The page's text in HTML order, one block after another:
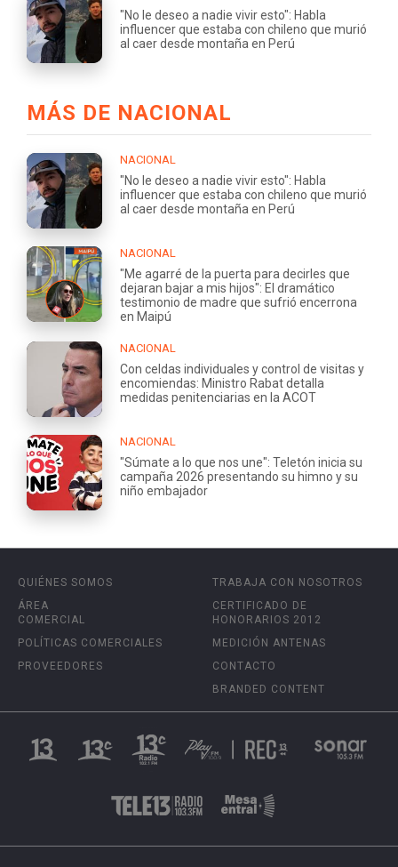
"No le deseo a nadie vivir esto": Habla
influencer que estaba con chileno que murió
al caer desde montaña en Perú
MÁS DE NACIONAL
NACIONAL
"No le deseo a nadie vivir esto": Habla
influencer que estaba con chileno que murió
al caer desde montaña en Perú
NACIONAL
"Me agarré de la puerta para decirles que
dejaran bajar a mis hijos": El dramático
testimonio de madre que sufrió encerrona
en Maipú
NACIONAL
Con celdas individuales y control de visitas y
encomiendas: Ministro Rabat detalla
medidas penitenciarias en la ACOT
NACIONAL
"Súmate a lo que nos une": Teletón inicia su
campaña 2026 presentando su himno y su
niño embajador
QUIÉNES SOMOS
ÁREA
COMERCIAL
POLÍTICAS COMERCIALES
PROVEEDORES
TRABAJA CON NOSOTROS
CERTIFICADO DE
HONORARIOS 2012
MEDICIÓN ANTENAS
CONTACTO
BRANDED CONTENT